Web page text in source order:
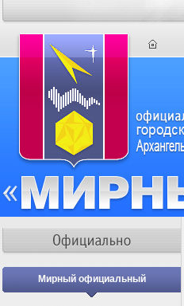
Мирный официальный